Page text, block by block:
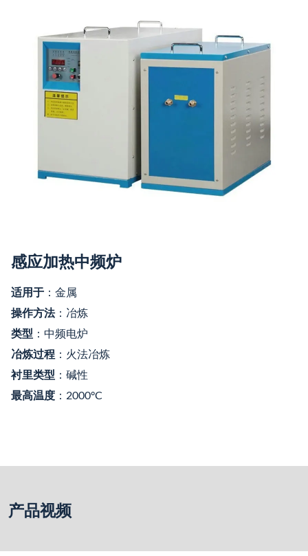
感应加热中频炉
适用于 ：金属
操作方法：冶炼
类型 ：中频电炉
冶炼过程 ：火法冶炼
衬里类型 ：碱性
最高温度 ：2000°C
产品视频